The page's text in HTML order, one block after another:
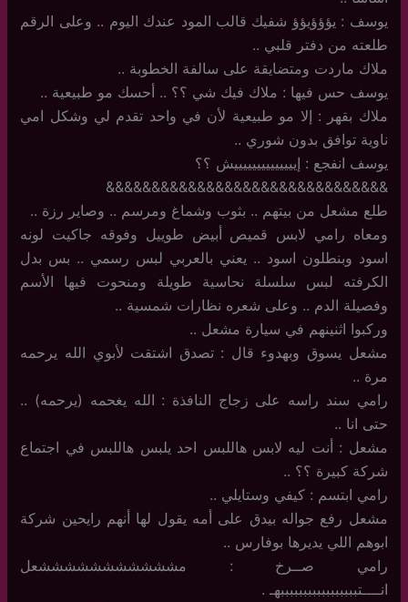
يوسف : يؤؤؤيؤؤ شفيك قالب المود عندك اليوم .. وعلى الرقم
طلعته من دفتر قلبي ..
ملاك ماردت ومتضايقة على سالفة الخطوبة ..
يوسف حس فيها : ملاك فيك شي ؟؟ .. أحسك مو طبيعية ..
ملاك بقهر : إلا مو طبيعية لأن في واحد تقدم لي وشكل امي
ناوية توافق بدون شوري ..
يوسف انفجع : إييييييييييييييش ؟؟
&&&&&&&&&&&&&&&&&&&&&&&&&&&&&&&
طلع مشعل من بيتهم .. بثوب وشماغ ومرسم .. وصاير رزة ..
ومعاه رامي لابس قميص أبيض طوييل وفوقه جاكيت لونه
اسود وبنطلون اسود .. يعني بالعربي لبس رسمي .. بس بدل
الكرفته لبس سلسلة نحاسية طويلة ومنحوت فيها الأسم
وفصيلة الدم .. وعلى شعره نظارات شمسية ..
وركبوا اثنينهم في سيارة مشعل ..
مشعل يسوق وبهدوء قال : تصدق اشتقت لأبوي الله يرحمه
مرة ..
رامي سند راسه على زجاج النافذة : الله يغحمه (يرحمه) ..
حتى انا ..
مشعل : أنت ليه لابس هاللبس احد يلبس هاللبس في اجتماع
شركة كبيرة ؟؟ ..
رامي ابتسم : كيفي وستايلي ..
مشعل رفع جواله بيدق على أمه يقول لها أنهم رايحين شركة
ابوهم اللي يديرها بوفارس ..
رامي صــرخ : مشششششششششششعل
انــــتبببببببببببببببببهـ .